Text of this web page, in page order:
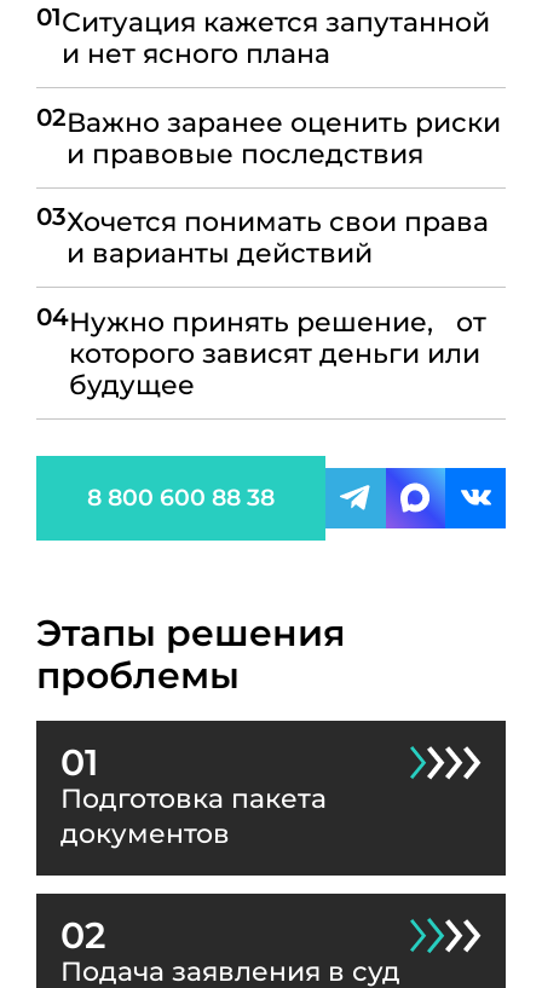
01Ситуация кажется запутанной
и нет ясного плана
02Важно заранее оценить риски
и правовые последствия
03Хочется понимать свои права
и варианты действий
04Нужно принять решение, от
которого зависят деньги или
будущее
8 800 600 88 38
Этапы решения
проблемы
01
Подготовка пакета
документов
02
Подача заявления в суд